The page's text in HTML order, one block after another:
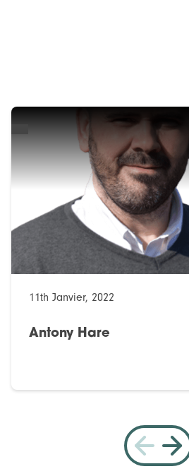
11th Janvier, 2022
Antony Hare